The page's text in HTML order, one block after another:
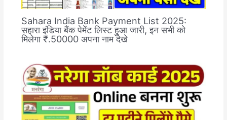
Sahara India Bank Payment List 2025:
सहारा इंडिया बैंक पेमेंट लिस्ट हुआ जारी, इन सभी को
मिलेगा ₹.50000 अपना नाम देखे